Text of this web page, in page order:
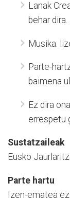
Lanak
behar dira.
Musika:
Parte-
baimena
Ez dira
errespetu
Sustatzaileak
Eusko
Parte hartu
Izen-ematea